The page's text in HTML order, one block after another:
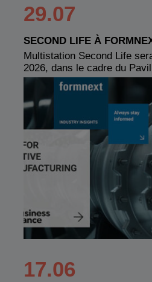
29.07
SECOND LIFE À
Multistation Second Life
2026, dans le cadre du
17.06